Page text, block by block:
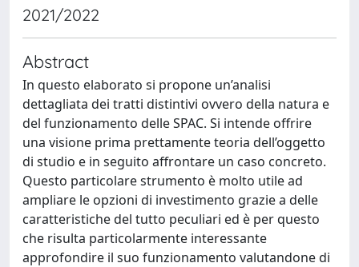
2021/2022
Abstract
In questo elaborato si propone un’analisi
dettagliata dei tratti distintivi ovvero della natura e
del funzionamento delle SPAC. Si intende offrire
una visione prima prettamente teoria dell’oggetto
di studio e in seguito affrontare un caso concreto.
Questo particolare strumento è molto utile ad
ampliare le opzioni di investimento grazie a delle
caratteristiche del tutto peculiari ed è per questo
che risulta particolarmente interessante
approfondire il suo funzionamento valutandone di